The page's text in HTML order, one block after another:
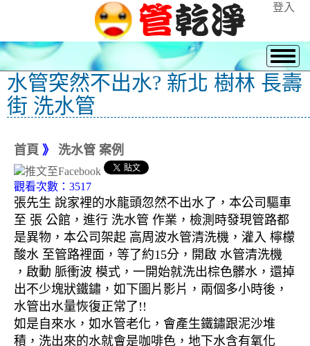
登入
水管突然不出水? 新北 樹林 長壽
街 洗水管
首頁 》 洗水管 案例
觀看次數：3517
張先生 說家裡的水龍頭忽然不出水了，本公司驅車
至 張 公館，進行 洗水管 作業，檢測時發現管路都
是異物，本公司架起 高周波水管清洗機，灌入 檸檬
酸水 至管路裡面，等了約15分，開啟 水管清洗機
，啟動 脈衝波 模式，一開始就洗出棕色髒水，還掉
出不少塊狀鐵鏽，如下圖片影片，兩個多小時後，
水管出水量恢復正常了!!
如是自來水，如水管老化，會產生鐵鏽跟泥沙堆
積，洗出來的水就會是咖啡色，地下水含有氧化